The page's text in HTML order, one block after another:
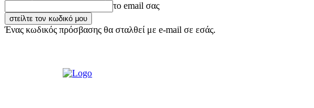
το email σας
Ένας κωδικός πρόσβασης θα σταλθεί με e-mail σε εσάς.